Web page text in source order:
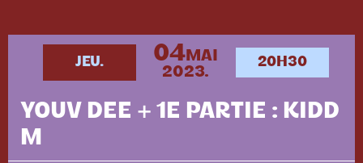
JEU. 04 MAI
2023.
20H30
YOUV DEE + 1E PARTIE : KIDD
M